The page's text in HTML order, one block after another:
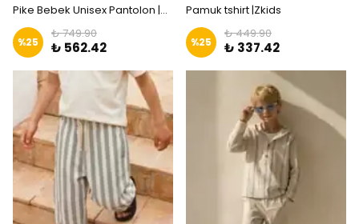
Pike Bebek Unisex Pantolon |Zkids
%25
₺ 749.90
₺ 562.42
Pamuk tshirt |Zkids
%25
₺ 449.90
₺ 337.42